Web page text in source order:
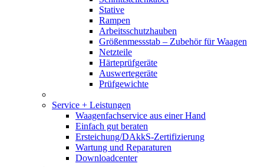
Stative
Rampen
Arbeitsschutzhauben
Größenmessstab – Zubehör für Waagen
Netzteile
Härteprüfgeräte
Auswertegeräte
Prüfgewichte
Service + Leistungen
Waagenfachservice aus einer Hand
Einfach gut beraten
Ersteichung/DAkkS-Zertifizierung
Wartung und Reparaturen
Downloadcenter